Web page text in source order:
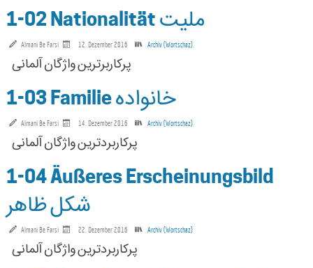
1-02 Nationalität ملیت
Almani Be Farsi 12. Dezember 2016 Archiv (Wortschaz)
1-03 Familie خانواده
Almani Be Farsi 14. Dezember 2016 Archiv (Wortschaz)
1-04 Äußeres Erscheinungsbild
شکل ظاهر
Almani Be Farsi 22. Dezember 2016 Archiv (Wortschaz)